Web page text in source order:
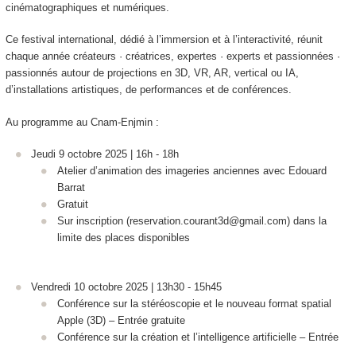
cinématographiques et numériques.
Ce festival international, dédié à l’immersion et à l’interactivité, réunit
chaque année créateurs · créatrices, expertes · experts et passionnées ·
passionnés autour de projections en 3D, VR, AR, vertical ou IA,
d’installations artistiques, de performances et de conférences.
Au programme au Cnam-Enjmin :
Jeudi 9 octobre 2025 | 16h - 18h
Atelier d’animation des imageries anciennes avec Edouard
Barrat
Gratuit
Sur inscription (reservation.courant3d@gmail.com) dans la
limite des places disponibles
Vendredi 10 octobre 2025 | 13h30 - 15h45
Conférence sur la stéréoscopie et le nouveau format spatial
Apple (3D) – Entrée gratuite
Conférence sur la création et l’intelligence artificielle – Entrée